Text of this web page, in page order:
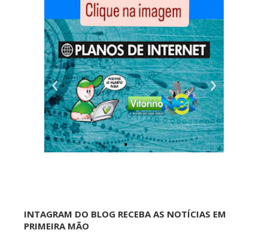
INTAGRAM DO BLOG RECEBA AS NOTÍCIAS EM
PRIMEIRA MÃO